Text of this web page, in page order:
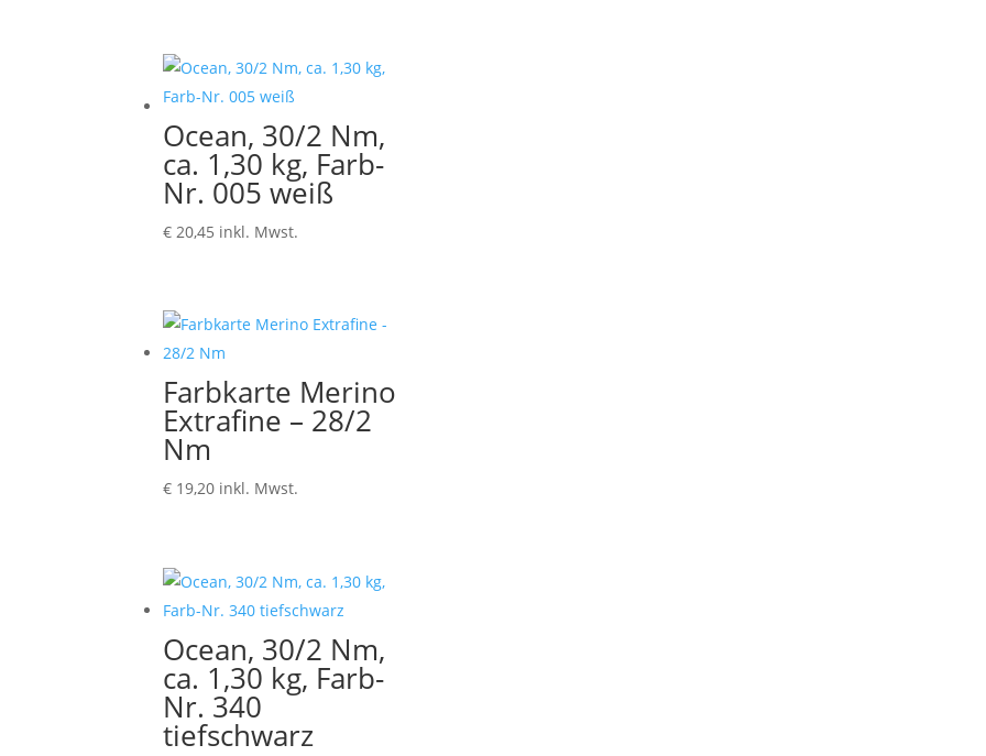
€ 5,20
Ocean, 30/2 Nm,
ca. 1,30 kg, Farb-
Nr. 005 weiß
€ 20,45 inkl. Mwst.
Farbkarte Merino
Extrafine – 28/2
Nm
€ 19,20 inkl. Mwst.
Ocean, 30/2 Nm,
ca. 1,30 kg, Farb-
Nr. 340
tiefschwarz